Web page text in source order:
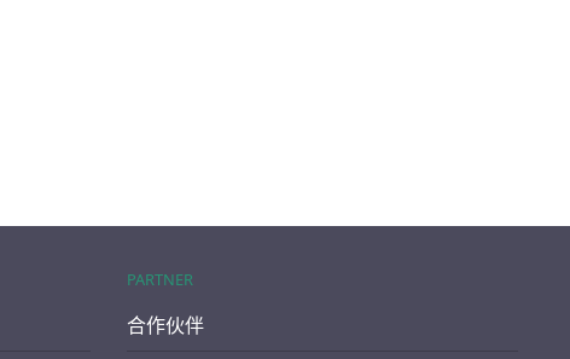
PARTNER
合作伙伴